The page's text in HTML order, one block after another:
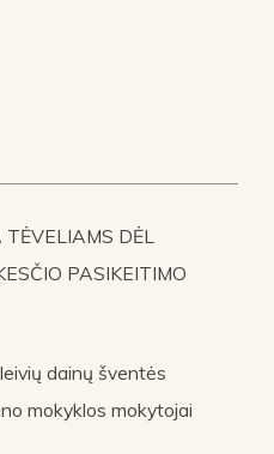
DĖL
PASIKEITIMO
dainų šventės
mokyklos mokytojai